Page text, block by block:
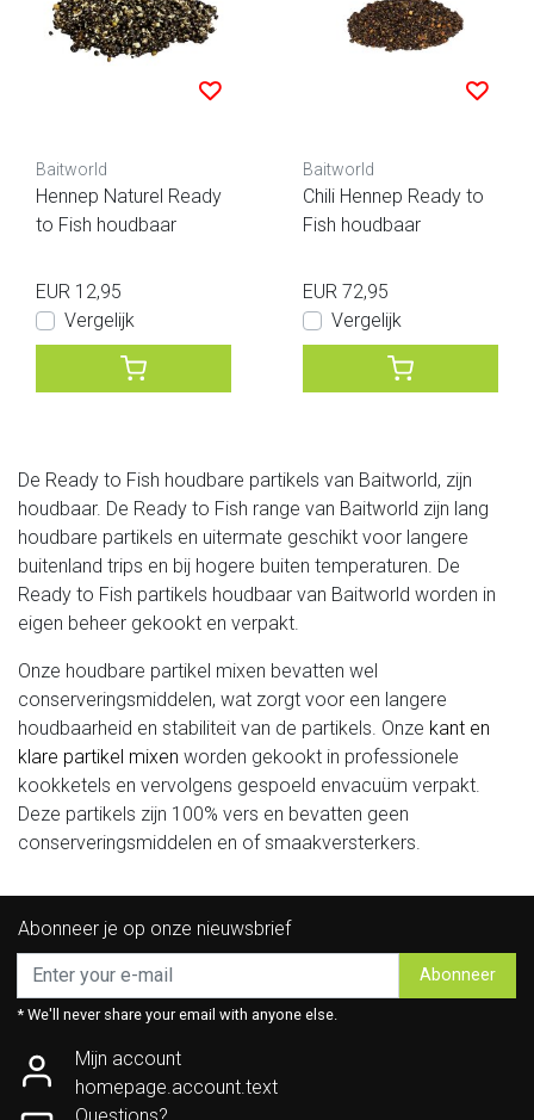
Baitworld
Hennep Naturel Ready
to Fish houdbaar
EUR 12,95
Vergelijk
Baitworld
Chili Hennep Ready to
Fish houdbaar
EUR 72,95
Vergelijk
De Ready to Fish houdbare partikels van Baitworld, zijn
houdbaar. De Ready to Fish range van Baitworld zijn lang
houdbare partikels en uitermate geschikt voor langere
buitenland trips en bij hogere buiten temperaturen. De
Ready to Fish partikels houdbaar van Baitworld worden in
eigen beheer gekookt en verpakt.
Onze houdbare partikel mixen bevatten wel
conserveringsmiddelen, wat zorgt voor een langere
houdbaarheid en stabiliteit van de partikels. Onze kant en
klare partikel mixen worden gekookt in professionele
kookketels en vervolgens gespoeld envacuüm verpakt.
Deze partikels zijn 100% vers en bevatten geen
conserveringsmiddelen en of smaakversterkers.
Abonneer je op onze nieuwsbrief
Abonneer
* We'll never share your email with anyone else.
Mijn account
homepage.account.text